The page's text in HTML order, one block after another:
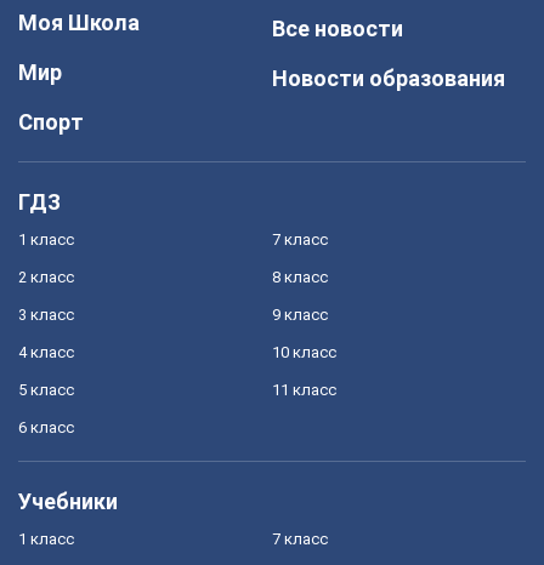
Моя Школа
Мир
Спорт
Все новости
Новости образования
ГДЗ
1 класс
2 класс
3 класс
4 класс
5 класс
6 класс
7 класс
8 класс
9 класс
10 класс
11 класс
Учебники
1 класс 7 класс